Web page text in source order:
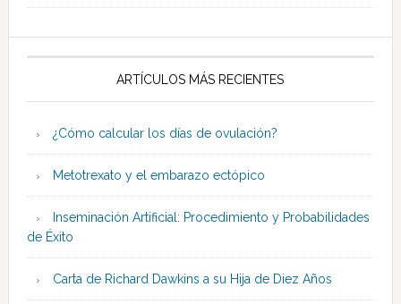
ARTÍCULOS MÁS RECIENTES
¿Cómo calcular los días de ovulación?
Metotrexato y el embarazo ectópico
Inseminación Artificial: Procedimiento y Probabilidades
de Éxito
Carta de Richard Dawkins a su Hija de Diez Años